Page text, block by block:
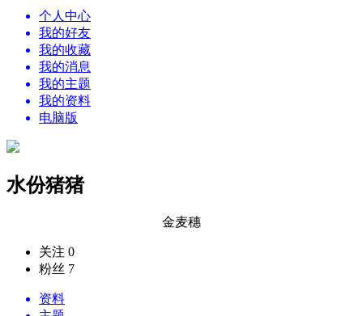
个人中心
我的好友
我的收藏
我的消息
我的主题
我的资料
电脑版
水份猪猪
金麦穗
关注 0
粉丝 7
资料